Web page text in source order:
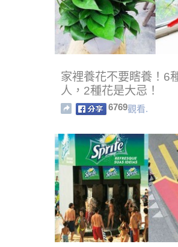
家裡養花不要瞎養！6
人，2種花是大忌！
6769觀看.